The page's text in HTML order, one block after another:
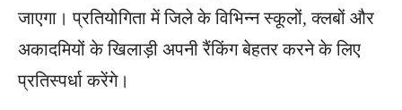
जाएगा। प्रतियोगिता में जिले के विभिन्न स्कूलों, क्लबों और
अकादमियों के खिलाड़ी अपनी रैंकिंग बेहतर करने के लिए
प्रतिस्पर्धा करेंगे।